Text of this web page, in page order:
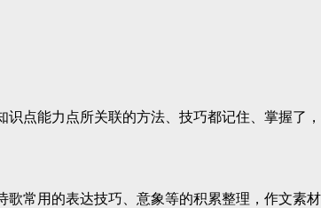
能力点所关联的方法、技巧都记住、掌握了，
用的表达技巧、意象等的积累整理，作文素材